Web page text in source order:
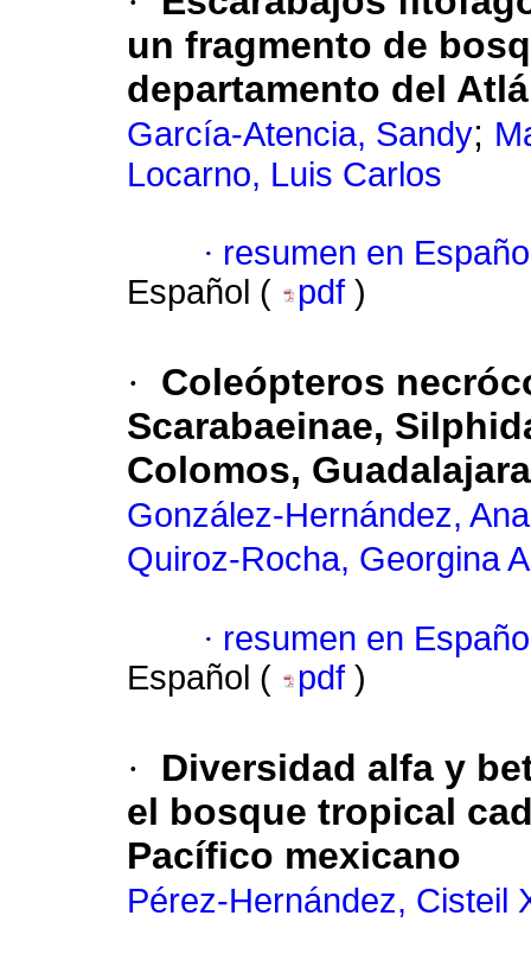
un fragmento de
departamento del
García-Atencia, Sandy;
Locarno, Luis Carlos
· resumen en
Español (
pdf )
·
Coleópteros
Scarabaeinae,
Colomos,
González-Hernández,
Quiroz-Rocha, Georgina
· resumen en
Español (
pdf )
·
Diversidad alfa y
el bosque tropical
Pacífico mexicano
Pérez-Hernández, Cisteil